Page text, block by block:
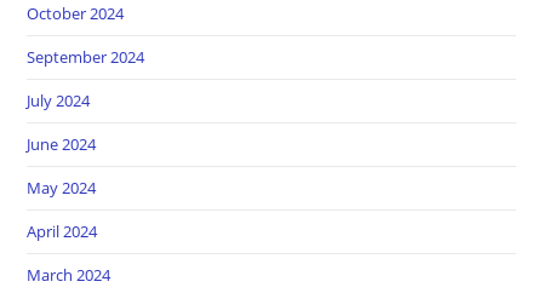
October 2024
September 2024
July 2024
June 2024
May 2024
April 2024
March 2024